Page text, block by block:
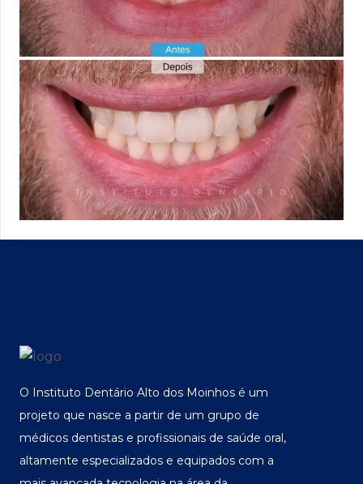
O Instituto Dentário Alto dos Moinhos é um
projeto que nasce a partir de um grupo de
médicos dentistas e profissionais de saúde oral,
altamente especializados e equipados com a